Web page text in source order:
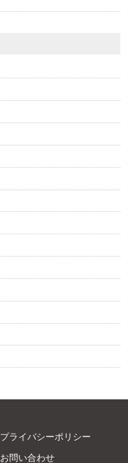
プライバシーポリシー
お問い合わせ